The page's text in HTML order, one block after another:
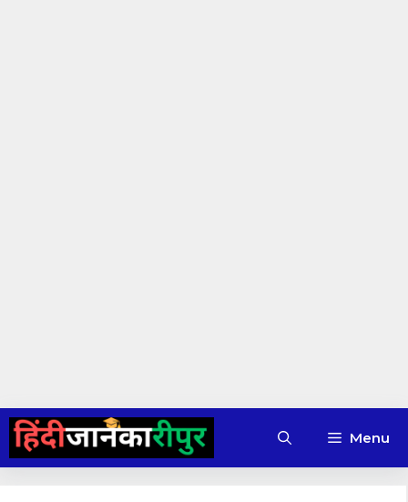
Skip
content
Menu